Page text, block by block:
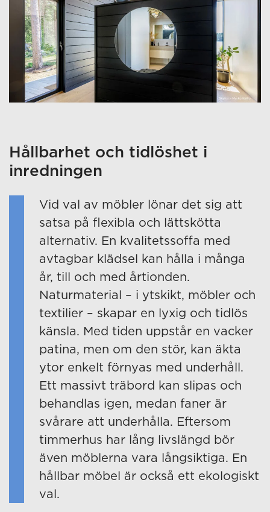
Hållbarhet och tidlöshet i
inredningen
Vid val av möbler lönar det sig att
satsa på flexibla och lättskötta
alternativ. En kvalitetssoffa med
avtagbar klädsel kan hålla i många
år, till och med årtionden.
Naturmaterial – i ytskikt, möbler och
textilier – skapar en lyxig och tidlös
känsla. Med tiden uppstår en vacker
patina, men om den stör, kan äkta
ytor enkelt förnyas med underhåll.
Ett massivt träbord kan slipas och
behandlas igen, medan faner är
svårare att underhålla. Eftersom
timmerhus har lång livslängd bör
även möblerna vara långsiktiga. En
hållbar möbel är också ett ekologiskt
val.